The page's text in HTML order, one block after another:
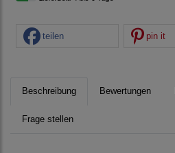
teilen pin it
Beschreibung Bewertungen
Frage stellen